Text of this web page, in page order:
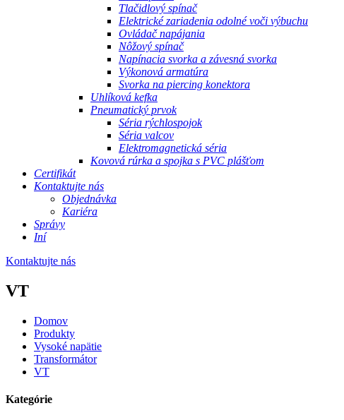
Tlačidlový spínač
Elektrické zariadenia odolné voči výbuchu
Ovládač napájania
Nôžový spínač
Napínacia svorka a závesná svorka
Výkonová armatúra
Svorka na piercing konektora
Uhlíková kefka
Pneumatický prvok
Séria rýchlospojok
Séria valcov
Elektromagnetická séria
Kovová rúrka a spojka s PVC plášťom
Certifikát
Kontaktujte nás
Objednávka
Kariéra
Správy
Iní
Kontaktujte nás
VT
Domov
Produkty
Vysoké napätie
Transformátor
VT
Kategórie